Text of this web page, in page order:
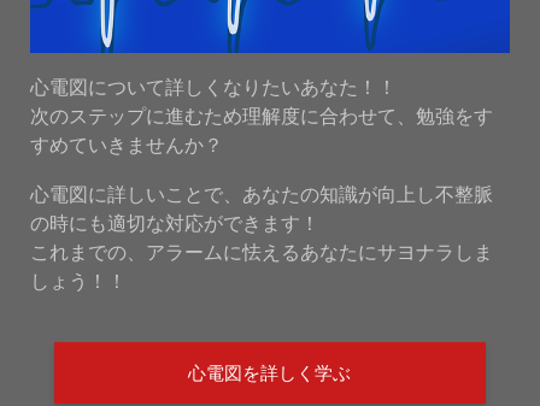
心電図について詳しくなりたいあなた！！
次のステップに進むため理解度に合わせて、勉強をす
すめていきませんか？
心電図に詳しいことで、あなたの知識が向上し不整脈
の時にも適切な対応ができます！
これまでの、アラームに怯えるあなたにサヨナラしま
しょう！！
心電図を詳しく学ぶ